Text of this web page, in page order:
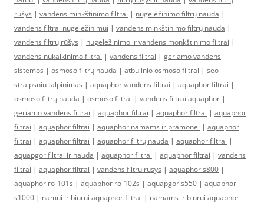
rūšys | vandens minkštinimo filtrai | nugeležinimo filtrų nauda |
vandens filtrai nugeležinimui | vandens minkštinimo filtrų nauda |
vandens filtrų rūšys | nugeležinimo ir vandens monkštinimo filtrai |
vandens nukalkinimo filtrai | vandens filtrai | geriamo vandens
sistemos | osmoso filtrų nauda | atbulinio osmoso filtrai | seo
straipsniu talpinimas | aquaphor vandens filtrai | aquaphor filtrai |
osmoso filtrų nauda | osmoso filtrai | vandens filtrai aquaphor |
geriamo vandens filtrai | aquaphor filtrai | aquaphor filtrai | aquaphor
filtrai | aquaphor filtrai | aquaphor namams ir pramonei | aquaphor
filtrai | aquaphor filtrai | aquaphor filtrų nauda | aquaphor filtrai |
aquapgor filtrai ir nauda | aquaphor filtrai | aquaphor filtrai | vandens
filtrai | aquaphor filtrai | vandens filtru rusys | aquaphor s800 |
aquaphor ro-101s | aquaphor ro-102s | aquapgor s550 | aquaphor
s1000 | namui ir biurui aquaphor filtrai | namams ir biurui aquaphor